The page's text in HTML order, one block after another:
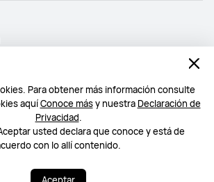
Para obtener más información consulte
aquíConoce másy nuestraDeclaración de
Privacidad.
usted declara que conoce y está de
con lo allí contenido.
Ltd. Todos los derechos reservados.